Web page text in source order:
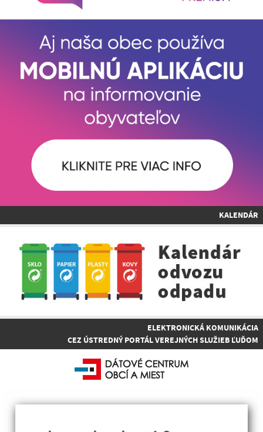
KALENDÁR
ELEKTRONICKÁ KOMUNIKÁCIA
CEZ ÚSTREDNÝ PORTÁL VEREJNÝCH SLUŽIEB ĽUĎOM